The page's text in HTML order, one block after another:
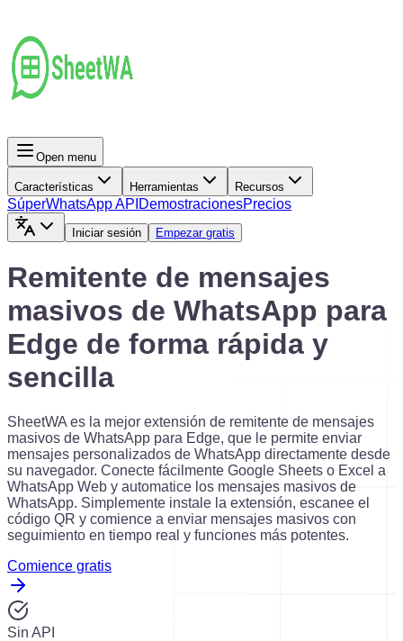
Open menu
Características Herramientas Recursos
SúperWhatsApp API DemostracionesPrecios
Iniciar sesión Empezar gratis
Remitente de mensajes
masivos de WhatsApp para
Edge de forma rápida y
sencilla
SheetWA es la mejor extensión de remitente de mensajes
masivos de WhatsApp para Edge, que le permite enviar
mensajes personalizados de WhatsApp directamente desde
su navegador. Conecte fácilmente Google Sheets o Excel a
WhatsApp Web y automatice los mensajes masivos de
WhatsApp. Simplemente instale la extensión, escanee el
código QR y comience a enviar mensajes masivos con
seguimiento en tiempo real y funciones más potentes.
Comience gratis
Sin API